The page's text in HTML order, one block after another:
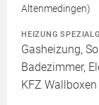
Altenmedingen)
HEIZUNG
Gasheizung,
Badezimmer,
KFZ Wallboxen